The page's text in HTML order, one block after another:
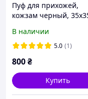
Пуф для прихожей,
кожзам черный,
В наличии
5.0 (1)
800₴
Купить